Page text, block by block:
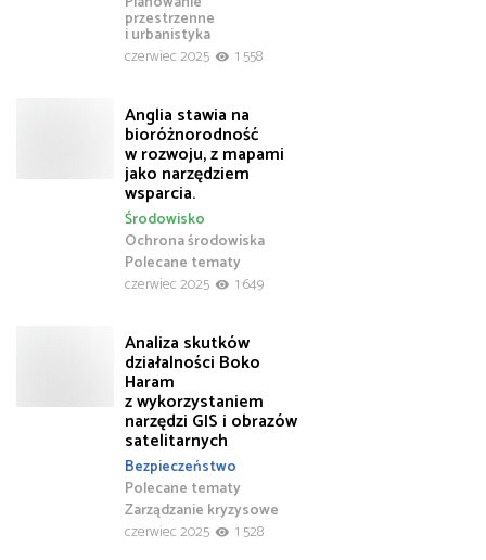
przestrzenne
i urbanistyka
czerwiec 2025
1 558
Anglia stawia na
bioróżnorodność
w rozwoju, z mapami
jako narzędziem
wsparcia.
Ochrona środowiska
Polecane tematy
Środowisko
czerwiec 2025 1 649
Analiza skutków
działalności Boko
Haram
z wykorzystaniem
narzędzi GIS i obrazów
satelitarnych
Bezpieczeństwo
Polecane tematy
Zarządzanie kryzysowe
czerwiec 2025
1 528